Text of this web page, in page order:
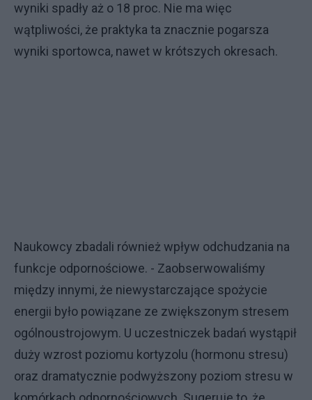
wyniki spadły aż o 18 proc. Nie ma więc
wątpliwości, że praktyka ta znacznie pogarsza
wyniki sportowca, nawet w krótszych okresach.
Naukowcy zbadali również wpływ odchudzania na
funkcje odpornościowe. - Zaobserwowaliśmy
między innymi, że niewystarczające spożycie
energii było powiązane ze zwiększonym stresem
ogólnoustrojowym. U uczestniczek badań wystąpił
duży wzrost poziomu kortyzolu (hormonu stresu)
oraz dramatycznie podwyższony poziom stresu w